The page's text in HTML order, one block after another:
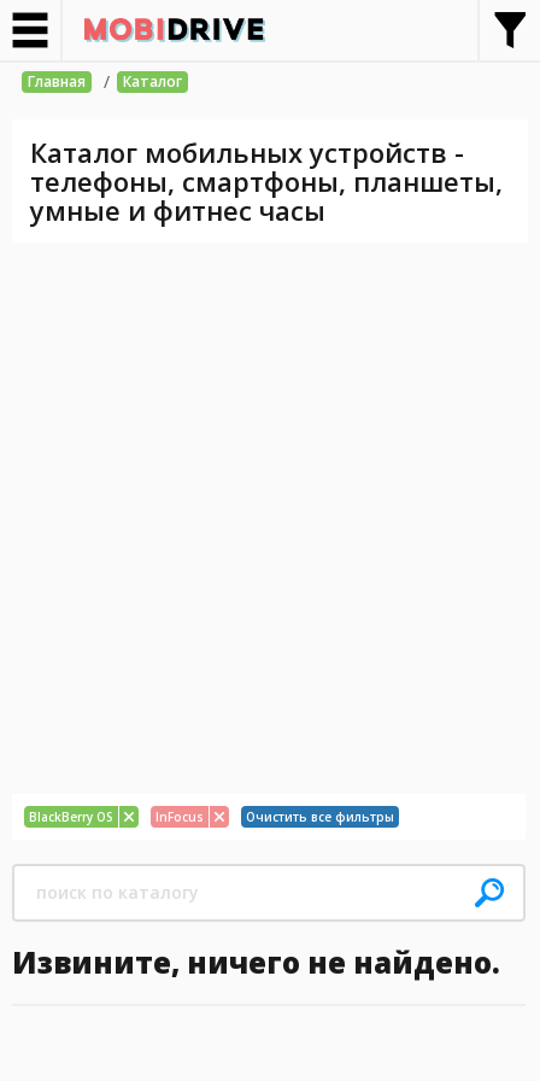
Главная / Каталог
Каталог мобильных устройств -
телефоны, смартфоны, планшеты,
умные и фитнес часы
BlackBerry OS InFocus Очистить все фильтры
Извините, ничего не найдено.